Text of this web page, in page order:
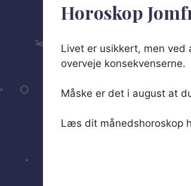
Horoskop
Livet er usikkert, men
overveje konsekvenserne.
Måske er det i august at
Læs dit månedshoroskop